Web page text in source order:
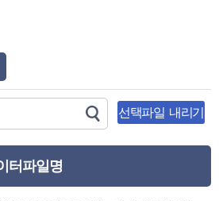
선택파일 내리기
터파일명